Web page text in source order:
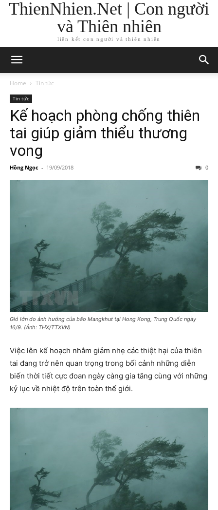
ThienNhien.Net | Con người
và Thiên nhiên
liên kết con người và thiên nhiên
Home Tin tức
Tin tức
Kế hoạch phòng chống thiên
tai giúp giảm thiểu thương
vong
Hồng Ngọc - 19/09/2018 0
Gió lớn do ảnh hưởng của bão Mangkhut tại Hong Kong, Trung Quốc ngày
16/9. (Ảnh: THX/TTXVN)
Việc lên kế hoạch nhằm giảm nhẹ các thiệt hại của thiên
tai đang trở nên quan trọng trong bối cảnh những diễn
biến thời tiết cực đoan ngày càng gia tăng cùng với những
kỷ lục về nhiệt độ trên toàn thế giới.